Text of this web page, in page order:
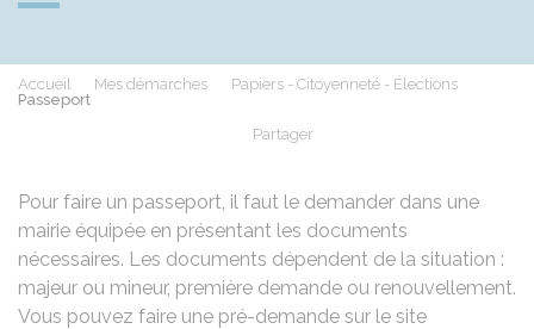
Accueil Mes démarches
Papiers - Citoyenneté - Élections
Passeport
Partager
Pour faire un passeport, il faut le demander dans une
mairie équipée en présentant les documents
nécessaires. Les documents dépendent de la situation :
majeur ou mineur, première demande ou renouvellement.
Vous pouvez faire une pré-demande sur le site